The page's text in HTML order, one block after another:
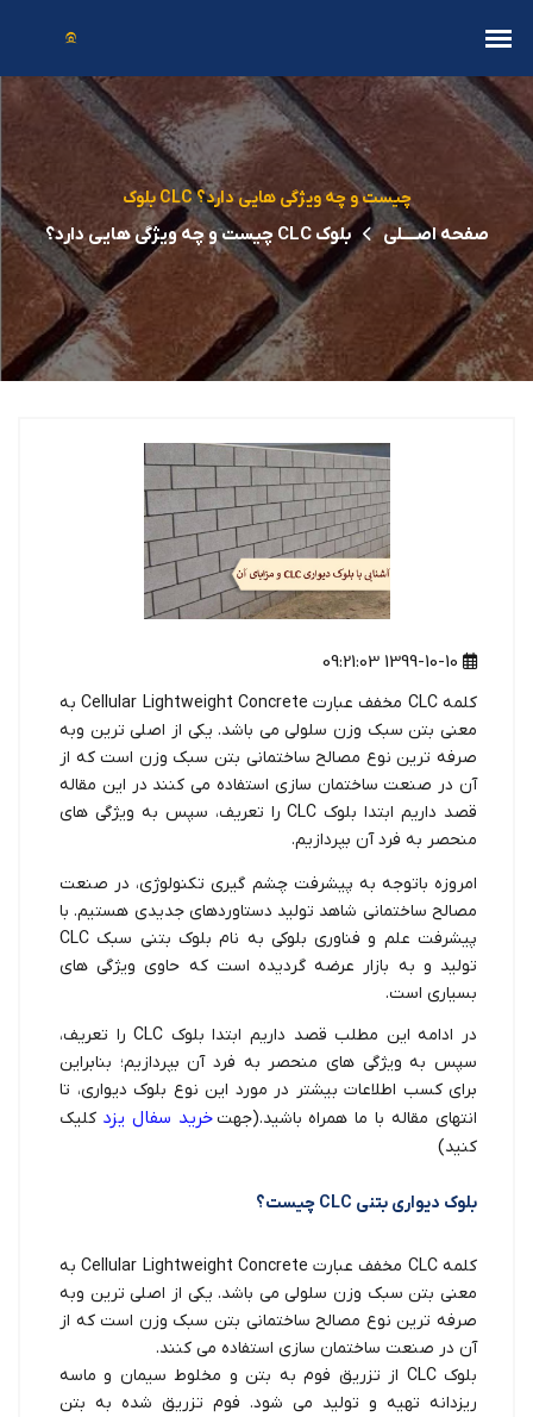
بلوک CLC چیست و چه ویژگی هایی دارد؟
صفحه اصــــلی بلوک CLC چیست و چه ویژگی هایی دارد؟
1399-10-10 09:21:03
کلمه CLC مخفف عبارت Cellular Lightweight Concrete به
معنی بتن سبک وزن سلولی می باشد. یکی از اصلی ترین وبه
صرفه ترین نوع مصالح ساختمانی بتن سبک وزن است که از
آن در صنعت ساختمان سازی استفاده می کنند در این مقاله
قصد داریم ابتدا بلوک CLC را تعریف، سپس به ویژگی های
منحصر به فرد آن بپردازیم.
امروزه باتوجه به پیشرفت چشم گیری تکنولوژی، در صنعت
مصالح ساختمانی شاهد تولید دستاوردهای جدیدی هستیم. با
پیشرفت علم و فناوری بلوکی به نام بلوک بتنی سبک CLC
تولید و به بازار عرضه گردیده است که حاوی ویژگی های
بسیاری است.
در ادامه این مطلب قصد داریم ابتدا بلوک CLC را تعریف،
سپس به ویژگی های منحصر به فرد آن بپردازیم؛ بنابراین
برای کسب اطلاعات بیشتر در مورد این نوع بلوک دیواری، تا
انتهای مقاله با ما همراه باشید.(جهتخرید سفال یزد کلیک
کنید)
بلوک دیواری بتنی CLC چیست؟
کلمه CLC مخفف عبارت Cellular Lightweight Concrete به
معنی بتن سبک وزن سلولی می باشد. یکی از اصلی ترین وبه
صرفه ترین نوع مصالح ساختمانی بتن سبک وزن است که از
آن در صنعت ساختمان سازی استفاده می کنند.
بلوک CLC از تزریق فوم به بتن و مخلوط سیمان و ماسه
ریزدانه تهیه و تولید می شود. فوم تزریق شده به بتن